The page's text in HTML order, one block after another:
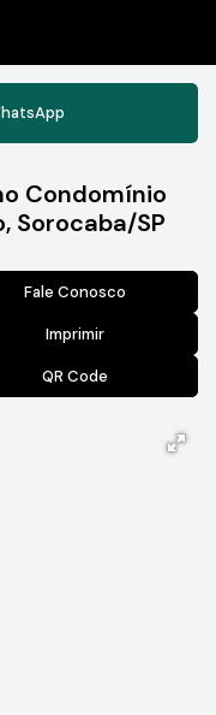
Condomínio
Sorocaba/SP
Fale Conosco
Imprimir
QR Code